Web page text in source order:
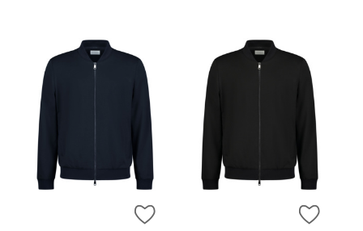
ZUR WUNSCHLISTE HINZUFÜGEN
ZUR